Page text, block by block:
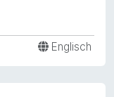
Englisch